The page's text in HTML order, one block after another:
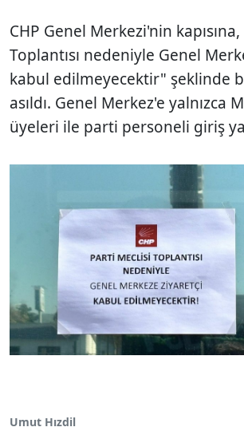
CHP Genel Merkezi'nin
Toplantısı nedeniyle Genel
kabul edilmeyecektir" şeklinde
asıldı. Genel Merkez'e yalnızca
üyeleri ile parti personeli giriş
Umut Hızdil